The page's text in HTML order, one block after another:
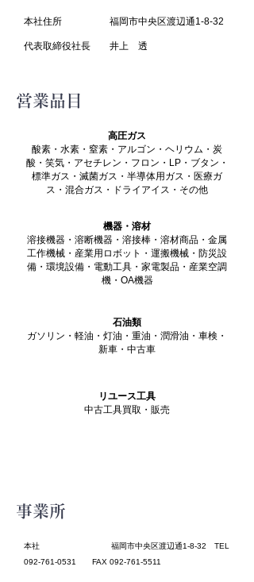
本社住所 福岡市中央区渡辺通1-8-32
代表取締役社長 井上 透
営業品目
​高圧ガス
酸素・水素・窒素・アルゴン・ヘリウム・炭
酸・笑気・アセチレン・フロン・LP・ブタン・
標準ガス・滅菌ガス・半導体用ガス・医療ガ
ス・混合ガス・ドライアイス・その他
機器・溶材
溶接機器・溶断機器・溶接棒・溶材商品・金属
工作機械・産業用ロボット・運搬機械・防災設
備・環境設備・電動工具・家電製品・産業空調
機・OA機器
石油類​
ガソリン・軽油・灯油・重油・潤滑油・車検・
新車・中古車
リユース工具
​中古工具買取・販売
事業所
本社 福岡市中央区渡辺通1-8-32 TEL
092-761-0531
FAX 092-761-5511